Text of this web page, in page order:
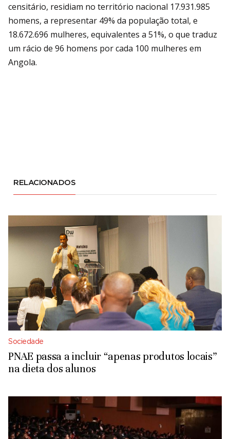
censitário, residiam no território nacional 17.931.985
homens, a representar 49% da população total, e
18.672.696 mulheres, equivalentes a 51%, o que traduz
um rácio de 96 homens por cada 100 mulheres em
Angola.
RELACIONADOS
Sociedade
PNAE passa a incluir “apenas produtos locais”
na dieta dos alunos